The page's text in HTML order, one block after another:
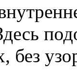
без